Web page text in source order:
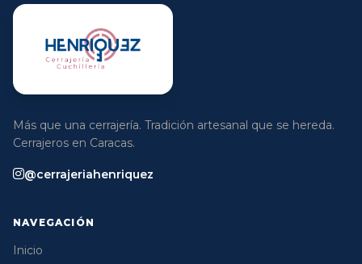
Más que una cerrajería. Tradición artesanal que se hereda.
Cerrajeros en Caracas.
@cerrajeriahenriquez
NAVEGACIÓN
Inicio